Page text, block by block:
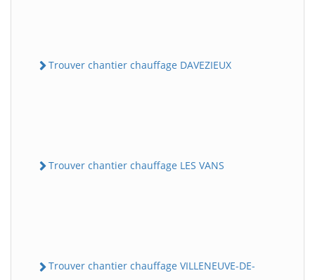
Trouver chantier chauffage DAVEZIEUX
Trouver chantier chauffage LES VANS
Trouver chantier chauffage VILLENEUVE-DE-